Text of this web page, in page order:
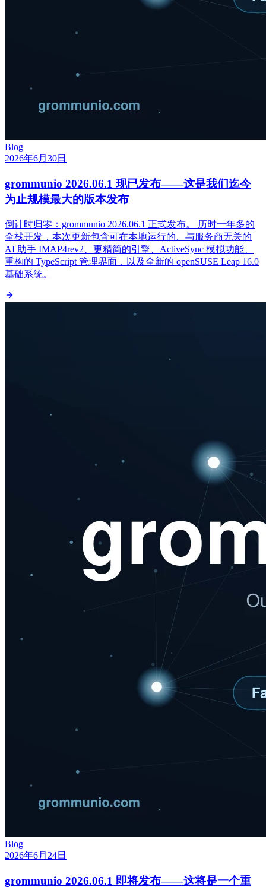
Blog
2026年6月30日
grommunio 2026.06.1 现已发布——这是我们迄今
为止规模最大的版本发布
倒计时归零：grommunio 2026.06.1 正式发布。 历时一年多的
全栈开发，本次更新包含可在本地运行的、与服务商无关的
AI 助手 IMAP4rev2、更精简的引擎、ActiveSync 模拟功能、
重构的 TypeScript 管理界面，以及全新的 openSUSE Leap 16.0
基础系统。
Blog
2026年6月24日
grommunio 2026.06.1 即将发布——这将是一个重